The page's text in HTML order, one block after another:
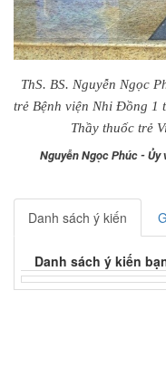
ThS. BS. Nguyễn Ngọc
trẻ Bệnh viện Nhi Đồng
Thầy thuốc trẻ
Nguyễn Ngọc Phúc -